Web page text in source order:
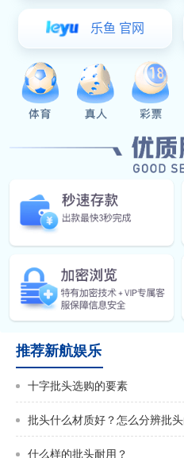
分享到： 上一篇：SSH6.35梅花批咀
推荐新航娱乐
十字批头选购的要素
什么样的批头耐用？